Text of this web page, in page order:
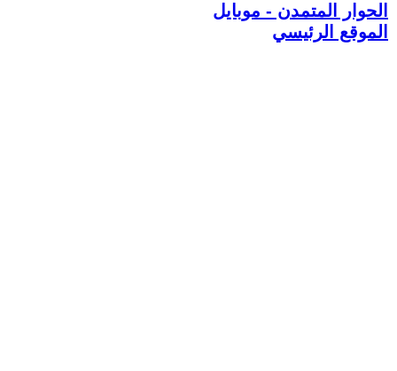
الحوار المتمدن - موبايل
الموقع الرئيسي